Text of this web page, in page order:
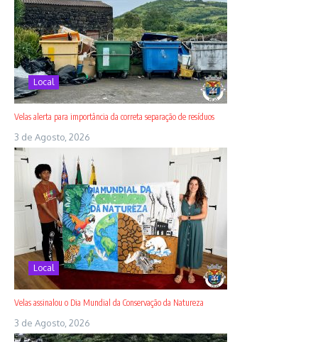
Local
Velas alerta para importância da correta separação de resíduos
3 de Agosto, 2026
Local
Velas assinalou o Dia Mundial da Conservação da Natureza
3 de Agosto, 2026